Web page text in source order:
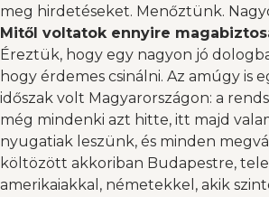
meg hirdetéseket. Menőztünk.
Mitől voltatok ennyire
Éreztük, hogy egy nagyon jó
hogy érdemes csinálni. Az amúgy is
időszak volt Magyarországon: a
még mindenki azt hitte, itt majd
nyugatiak leszünk, és minden
költözött akkoriban Budapestre,
amerikaiakkal, németekkel, akik